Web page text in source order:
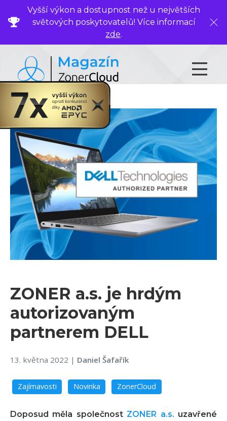
Vyšší výkon a dostupnost než u největších
světových poskytovatelů! Více informací
zde.
ZONER a.s. je hrdým
autorizovaným
partnerem DELL
13. května 2022 | Daniel Šafařík
Zajímavosti Novinka ZonerCloud
Doposud měla společnost ZONER a.s. uzavřené